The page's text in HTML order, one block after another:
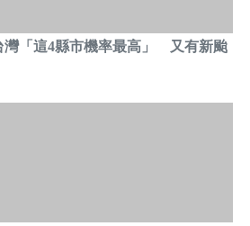
灣「這4縣市機率最高」 又有新颱